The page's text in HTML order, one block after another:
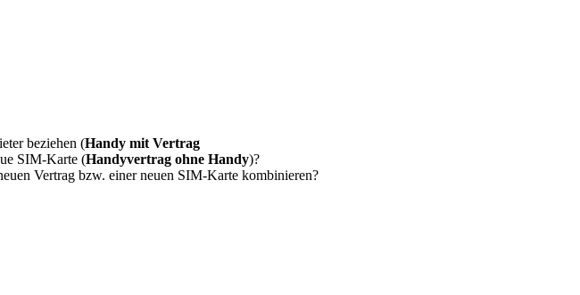
beziehen (Handy mit Vertrag
SIM-Karte (Handyvertrag ohne Handy)?
Vertrag bzw. einer neuen SIM-Karte kombinieren?